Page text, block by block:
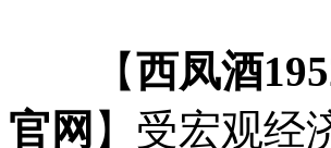
【西凤酒
官网 】受宏观经